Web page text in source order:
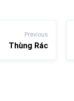
Previous
Thùng Rác